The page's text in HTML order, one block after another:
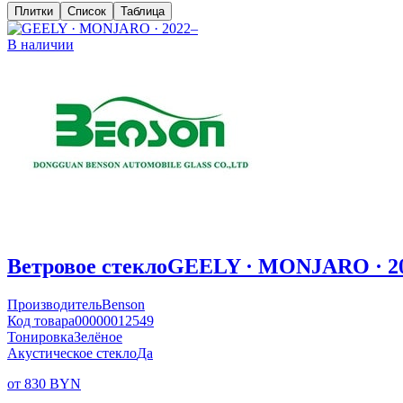
Плитки Список Таблица
В наличии
Ветровое стеклоGEELY · MONJARO ·
ПроизводительBenson
Код товара00000012549
ТонировкаЗелёное
Акустическое стеклоДа
от 830 BYN